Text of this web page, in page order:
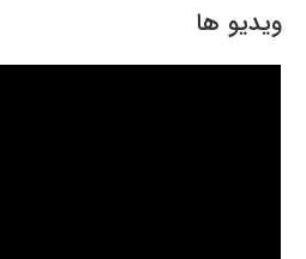
ویدیو ها
o
o